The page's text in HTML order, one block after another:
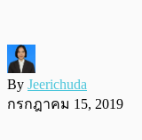
By Jeerichuda
กรกฎาคม 15, 2019